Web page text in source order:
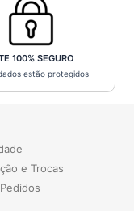
100% SEGURO
estão protegidos
e Trocas